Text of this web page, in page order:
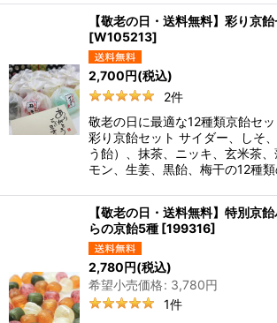
【敬老の日・送料無料】彩り京
[W105213]
2,700円(税込)
2件
敬老の日に最適な12種類京飴セッ
彩り京飴セット サイダー、しそ
う飴）、抹茶、ニッキ、玄米茶
モン、生姜、黒飴、梅干の12種
【敬老の日・送料無料】特別京
らの京飴5種 [199316]
2,780円(税込)
希望小売価格: 3,780円
1件